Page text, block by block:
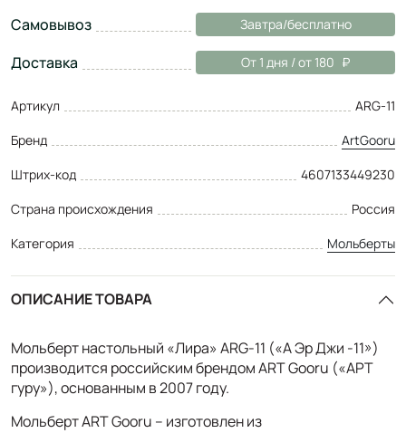
Самовывоз Завтра/бесплатно
Доставка От 1 дня / от 180
Артикул
ARG-11
Бренд
ArtGooru
Штрих-код
4607133449230
Страна происхождения
Россия
Категория
Мольберты
ОПИСАНИЕ ТОВАРА
Мольберт настольный «Лира» ARG-11 («А Эр Джи -11»)
производится российским брендом ART Gooru («АРТ
гуру»), основанным в 2007 году.
Мольберт ART Gooru – изготовлен из